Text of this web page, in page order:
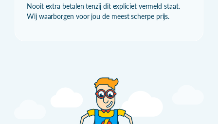
Nooit extra betalen tenzij dit expliciet vermeld staat.
Wij waarborgen voor jou de meest scherpe prijs.